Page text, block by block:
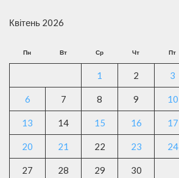
Квітень 2026
Пн Вт Ср Чт Пт
1 2 3
6 7 8 9 10
13 14 15 16 17
20 21 22 23 24
27 28 29 30